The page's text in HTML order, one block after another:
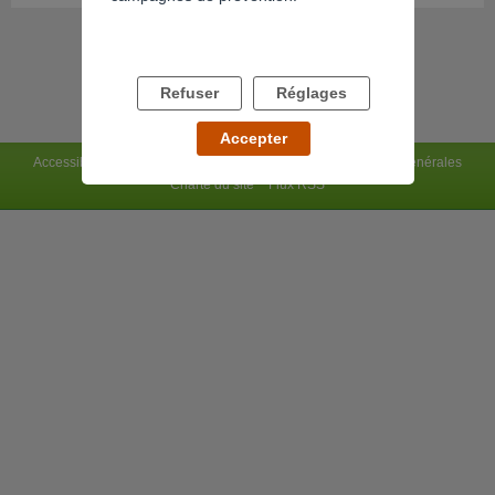
Accessibilité : non conforme
Conditions générales
Charte du site
Flux RSS
Refuser Réglages
Accepter